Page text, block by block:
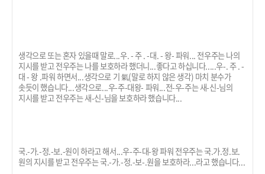
생각으로 또는 혼자 있을때 말로...우. - 주 . -대. - 왕- 파워... 전우주는 나의
지시를 받고 전우주는 나를 보호하라 했더니...좋다고 하십니다.....우-. 주 . -
대 - 왕 .파워 하면서...생각으로 기 氣(말로 하지 않은 생각) 마치 분수가
솟듯이 했습니다...생각으로...우-주-대왕- 파워...전-우-주는 새-신-님의
지시를 받고 전우주는 새-신-님을 보호하라 했습니다...
국.-가.-정.-보.-원이 하라고 해서...우-주-대-왕 파워 전우주는 국.가.정.보.
원의 지시를 받고 전우주는 국.-가.-정.-보-.원을 보호하라...라고 했습니다...